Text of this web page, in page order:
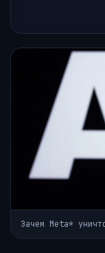
Зачем Meta*